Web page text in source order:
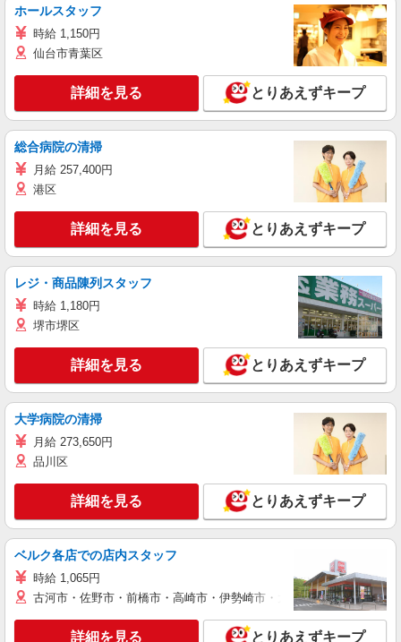
ホールスタッフ
時給 1,150円
仙台市青葉区
詳細を見る とりあえずキープ
総合病院の清掃
月給 257,400円
港区
詳細を見る とりあえずキープ
レジ・商品陳列スタッフ
時給 1,180円
堺市堺区
詳細を見る とりあえずキープ
大学病院の清掃
月給 273,650円
品川区
詳細を見る とりあえずキープ
ベルク各店での店内スタッフ
時給 1,065円
古河市・佐野市・前橋市・高崎市・伊勢崎市・太田市・館林市・藤
詳細を見る とりあえずキープ